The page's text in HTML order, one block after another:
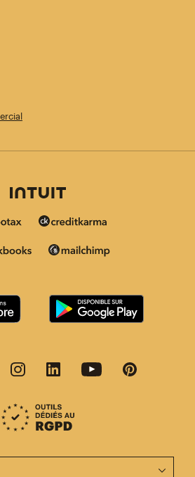
disponible en d'autres